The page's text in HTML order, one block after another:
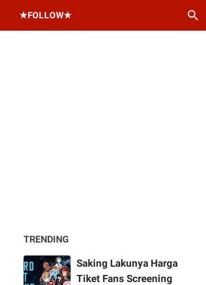
★FOLLOW★
TRENDING
Saking Lakunya Harga
Tiket Fans Screening